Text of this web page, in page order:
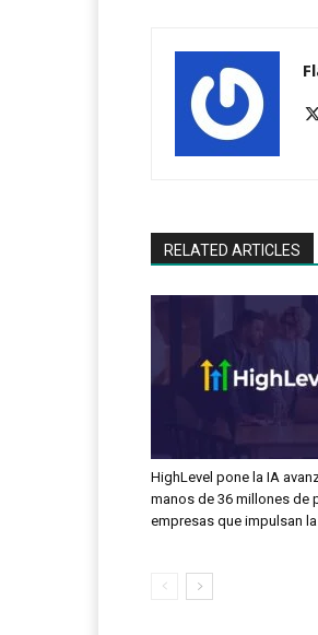
RELATED ARTICLES
HighLevel pone la IA
manos de 36 millones de
empresas que impulsan